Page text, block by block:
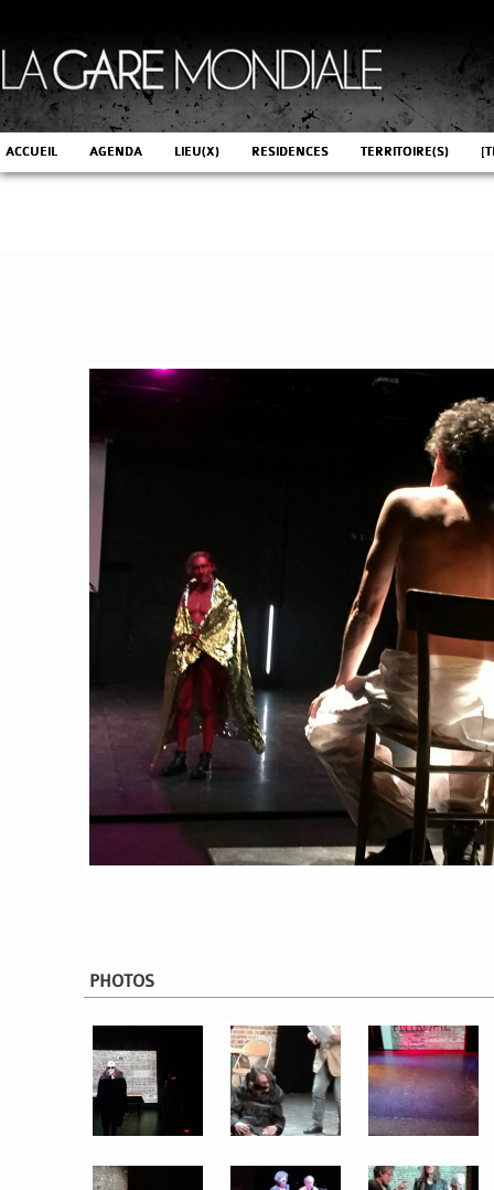
ACCUEIL AGENDA LIEU(X) RESIDENCES TERRITOIRE(S)
PHOTOS